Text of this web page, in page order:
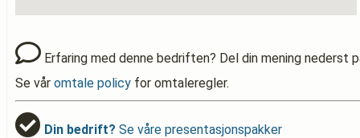
Erfaring med denne bedriften? Del din mening nederst
Se vår omtale policy for omtaleregler.
Din bedrift? Se våre presentasjonspakker